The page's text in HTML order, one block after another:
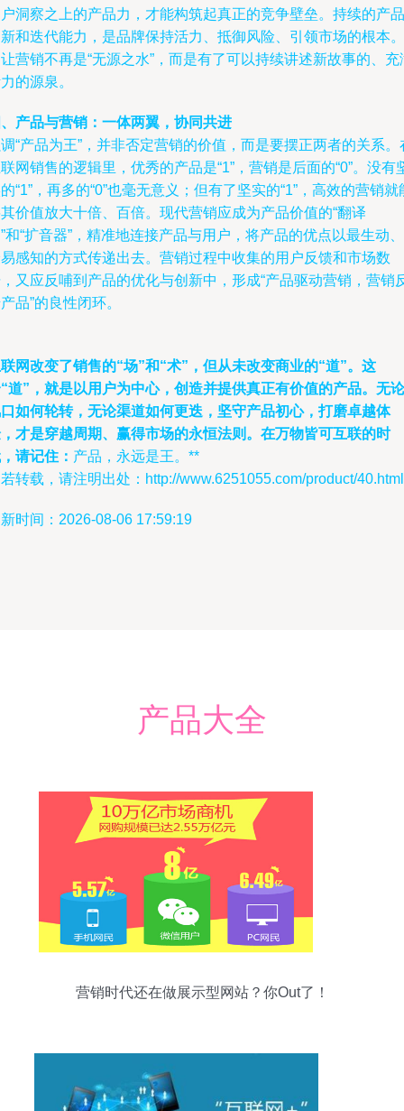
洞察之上的产品力，才能构筑起真正的竞争壁垒。持续的产品
和迭代能力，是品牌保持活力、抵御风险、引领市场的根本。
营销不再是“无源之水”，而是有了可以持续讲述新故事的、充
的源泉。
产品与营销：一体两翼，协同共进
“产品为王”，并非否定营销的价值，而是要摆正两者的关系。
网销售的逻辑里，优秀的产品是“1”，营销是后面的“0”。没有
“1”，再多的“0”也毫无意义；但有了坚实的“1”，高效的营销就
价值放大十倍、百倍。现代营销应成为产品价值的“翻译
和“扩音器”，精准地连接产品与用户，将产品的优点以最生动、
感知的方式传递出去。营销过程中收集的用户反馈和市场数
又应反哺到产品的优化与创新中，形成“产品驱动营销，营销
品”的良性闭环。
网改变了销售的“场”和“术”，但从未改变商业的“道”。这
道”，就是以用户为中心，创造并提供真正有价值的产品。无论
如何轮转，无论渠道如何更迭，坚守产品初心，打磨卓越体
才是穿越周期、赢得市场的永恒法则。在万物皆可互联的时
请记住： 产品，永远是王。**
转载，请注明出处：http://www.6251055.com/product/40.html
时间：2026-08-06 17:59:19
产品大全
营销时代还在做展示型网站？你Out了！